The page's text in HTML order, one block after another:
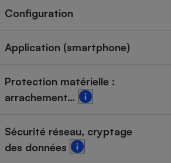
Configuration
Application (smartphone)
Protection matérielle :
arrachement…
Sécurité réseau, cryptage
des données